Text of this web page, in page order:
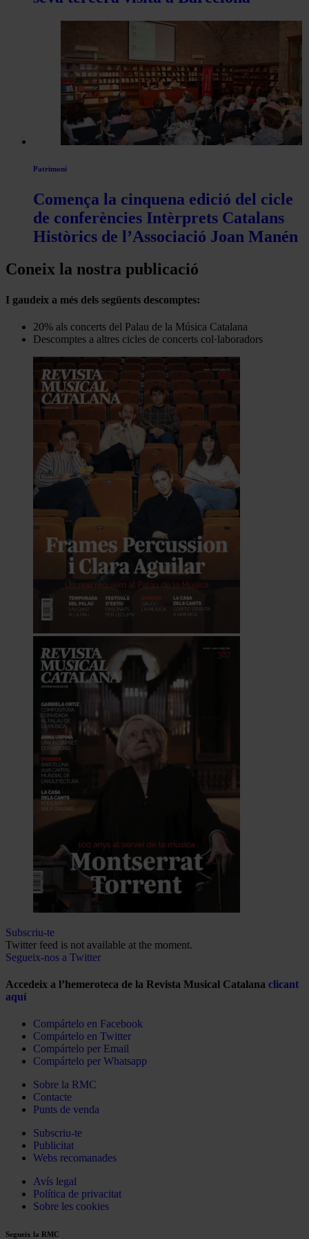
Patrimoni
Comença la cinquena edició del cicle
de conferències Intèrprets Catalans
Històrics de l’Associació Joan Manén
Coneix la nostra publicació
I gaudeix a més dels següents descomptes:
20% als concerts del Palau de la Música Catalana
Descomptes a altres cicles de concerts col·laboradors
Subscriu-te
Twitter feed is not available at the moment.
Segueix-nos a Twitter
Accedeix a l’hemeroteca de la Revista Musical Catalana clicant
aquí
Compártelo en Facebook
Compártelo en Twitter
Compártelo per Email
Compártelo per Whatsapp
Sobre la RMC
Contacte
Punts de venda
Subscriu-te
Publicitat
Webs recomanades
Avís legal
Política de privacitat
Sobre les cookies
Segueix la RMC